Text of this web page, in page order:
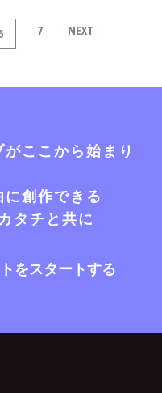
7 NEXT
ここから始まり
創作できる
タチと共に
をスタートする